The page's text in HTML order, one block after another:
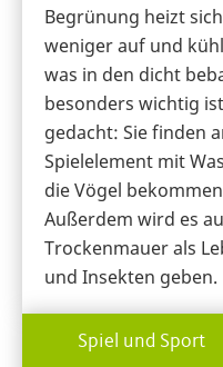
Begrünung heizt
weniger auf und
was in den dicht
besonders wichtig
gedacht: Sie finden
Spielelement mit
die Vögel
Außerdem wird es
Trockenmauer als
und Insekten geben.
Spiel und Sport